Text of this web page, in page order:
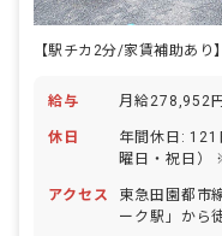
給与 月給278,952
休日
年間休日: 121日 週休2日制（土曜日
曜日・祝日）
でお休みが可能です。
／リフレッシュ休暇
アクセス
東急田園都市
ーク駅」から